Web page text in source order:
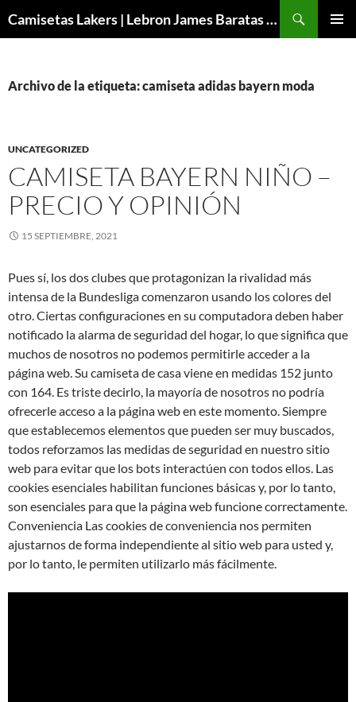
Camisetas Lakers | Lebron James Baratas 2024 – Micamisetanba
Archivo de la etiqueta: camiseta adidas bayern moda
UNCATEGORIZED
CAMISETA BAYERN NIÑO –
PRECIO Y OPINIÓN
15 SEPTIEMBRE, 2021
Pues sí, los dos clubes que protagonizan la rivalidad más
intensa de la Bundesliga comenzaron usando los colores del
otro. Ciertas configuraciones en su computadora deben haber
notificado la alarma de seguridad del hogar, lo que significa que
muchos de nosotros no podemos permitirle acceder a la
página web. Su camiseta de casa viene en medidas 152 junto
con 164. Es triste decirlo, la mayoría de nosotros no podría
ofrecerle acceso a la página web en este momento. Siempre
que establecemos elementos que pueden ser muy buscados,
todos reforzamos las medidas de seguridad en nuestro sitio
web para evitar que los bots interactúen con todos ellos. Las
cookies esenciales habilitan funciones básicas y, por lo tanto,
son esenciales para que la página web funcione correctamente.
Conveniencia Las cookies de conveniencia nos permiten
ajustarnos de forma independiente al sitio web para usted y,
por lo tanto, le permiten utilizarlo más fácilmente.